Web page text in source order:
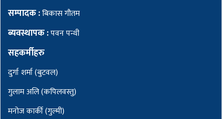
सम्पादक :बिकास गौतम
ब्यवस्थापक :पवन पन्थी
सहकर्मीहरु
दुर्गा शर्मा (बुटवल)
गुलाम अलि (कपिलवस्तु)
मनोज कार्की (गुल्मी)